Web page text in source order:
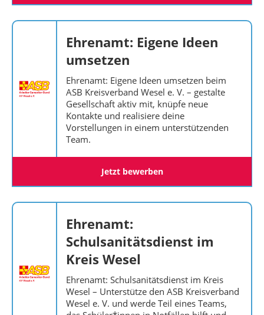
Ehrenamt: Eigene Ideen
umsetzen
Ehrenamt: Eigene Ideen umsetzen beim
ASB Kreisverband Wesel e. V. – gestalte
Gesellschaft aktiv mit, knüpfe neue
Kontakte und realisiere deine
Vorstellungen in einem unterstützenden
Team.
Jetzt bewerben
Ehrenamt:
Schulsanitätsdienst im
Kreis Wesel
Ehrenamt: Schulsanitätsdienst im Kreis
Wesel – Unterstütze den ASB Kreisverband
Wesel e. V. und werde Teil eines Teams,